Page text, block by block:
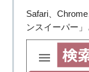
Safari、
ンスイーパー」